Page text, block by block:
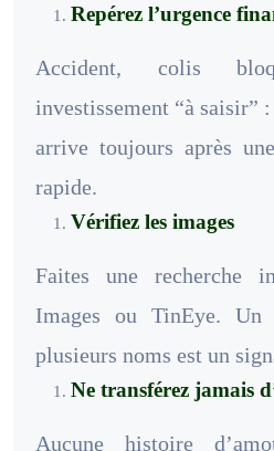
Repérez l’urgence
Accident, colis
investissement “à saisir”
arrive toujours après
rapide.
Vérifiez les images
Faites une recherche
Images ou TinEye.
plusieurs noms est un
Ne transférez jamais
Aucune histoire